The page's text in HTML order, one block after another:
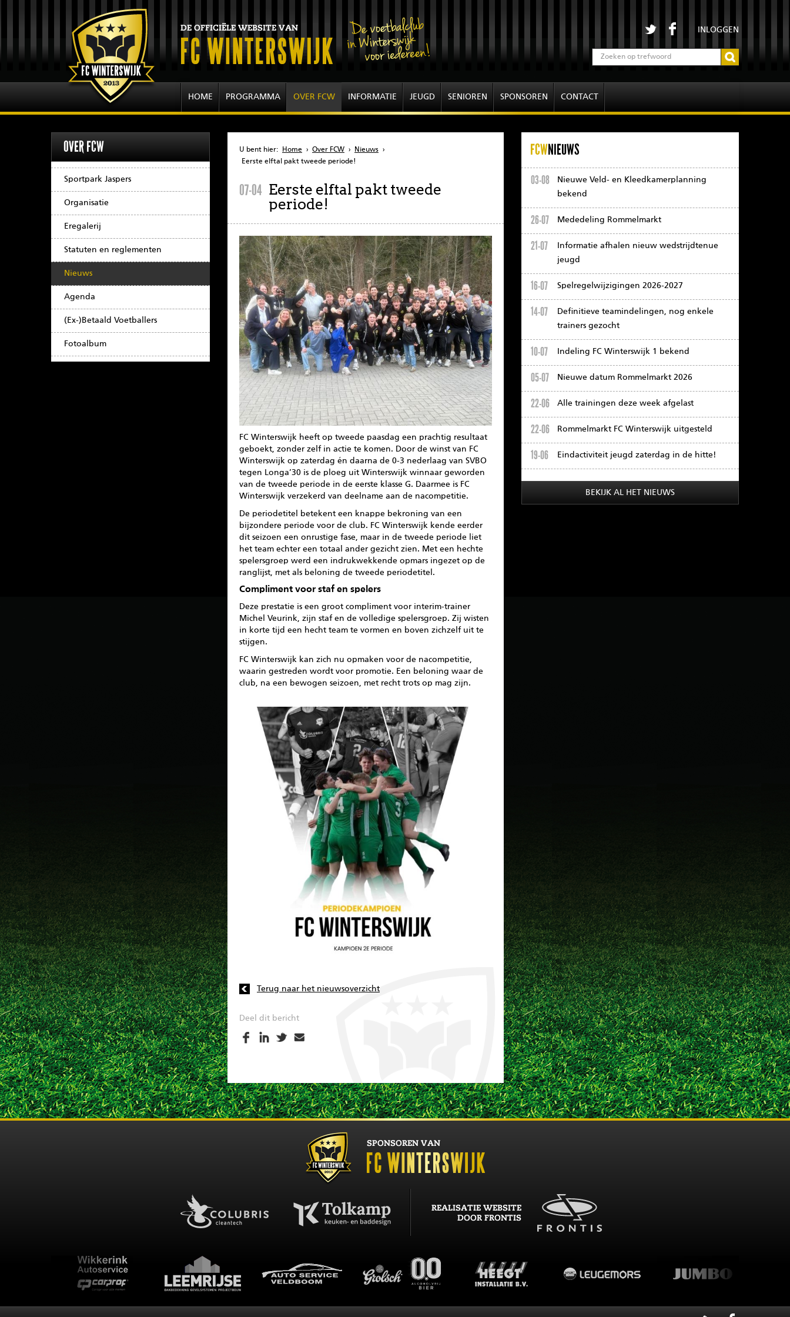
INLOGGEN
HOME PROGRAMMA OVER FCW INFORMATIE JEUGD SENIOREN SPONSOREN CONTACT
OVER FCW
Sportpark Jaspers
Organisatie
Eregalerij
Statuten en reglementen
Nieuws
Agenda
(Ex-)Betaald Voetballers
Fotoalbum
U bent hier: Home › Over FCW › Nieuws ›
Eerste elftal pakt tweede periode!
07-04 Eerste elftal pakt tweede
periode!
FC Winterswijk heeft op tweede paasdag een prachtig resultaat
geboekt, zonder zelf in actie te komen. Door de winst van FC
Winterswijk op zaterdag én daarna de 0-3 nederlaag van SVBO
tegen Longa’30 is de ploeg uit Winterswijk winnaar geworden
van de tweede periode in de eerste klasse G. Daarmee is FC
Winterswijk verzekerd van deelname aan de nacompetitie.
De periodetitel betekent een knappe bekroning van een
bijzondere periode voor de club. FC Winterswijk kende eerder
dit seizoen een onrustige fase, maar in de tweede periode liet
het team echter een totaal ander gezicht zien. Met een hechte
spelersgroep werd een indrukwekkende opmars ingezet op de
ranglijst, met als beloning de tweede periodetitel.
Compliment voor staf en spelers
Deze prestatie is een groot compliment voor interim-trainer
Michel Veurink, zijn staf en de volledige spelersgroep. Zij wisten
in korte tijd een hecht team te vormen en boven zichzelf uit te
stijgen.
FC Winterswijk kan zich nu opmaken voor de nacompetitie,
waarin gestreden wordt voor promotie. Een beloning waar de
club, na een bewogen seizoen, met recht trots op mag zijn.
Terug naar het nieuwsoverzicht
Deel dit bericht
FCWNIEUWS
03-08
Nieuwe Veld- en Kleedkamerplanning
bekend
26-07 Mededeling Rommelmarkt
21-07
Informatie afhalen nieuw wedstrijdtenue
jeugd
16-07 Spelregelwijzigingen 2026-2027
14-07
Definitieve teamindelingen, nog enkele
trainers gezocht
10-07 Indeling FC Winterswijk 1 bekend
05-07 Nieuwe datum Rommelmarkt 2026
22-06 Alle trainingen deze week afgelast
22-06 Rommelmarkt FC Winterswijk uitgesteld
19-06 Eindactiviteit jeugd zaterdag in de hitte!
BEKIJK AL HET NIEUWS